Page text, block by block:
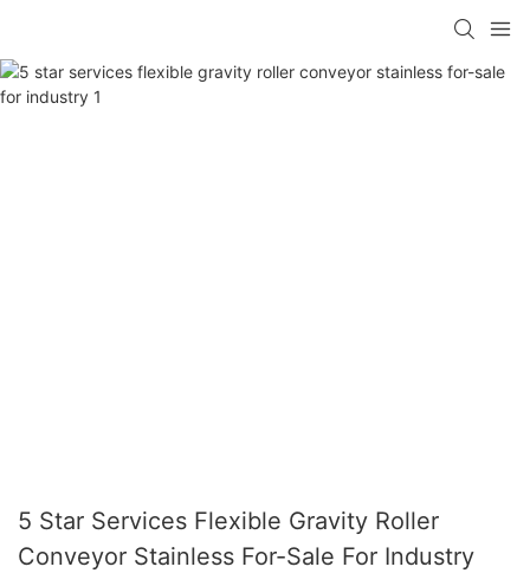
5 Star Services Flexible Gravity Roller
Conveyor Stainless For-Sale For Industry